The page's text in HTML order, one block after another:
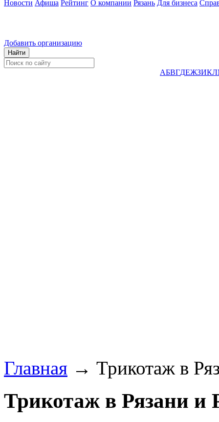
Новости Афиша Рейтинг О компании Рязань Для бизнеса
Добавить организацию
АБВГДЕЖЗИКЛ
Главная → Трикотаж в
Трикотаж в Рязани и